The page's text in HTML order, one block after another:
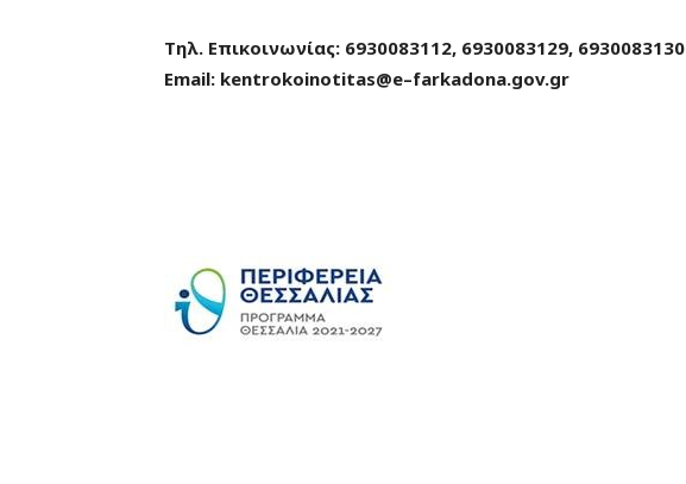
Τηλ. Επικοινωνίας: 6930083112, 6930083129, 6930083130
Email: kentrokoinotitas@e–farkadona.gov.gr